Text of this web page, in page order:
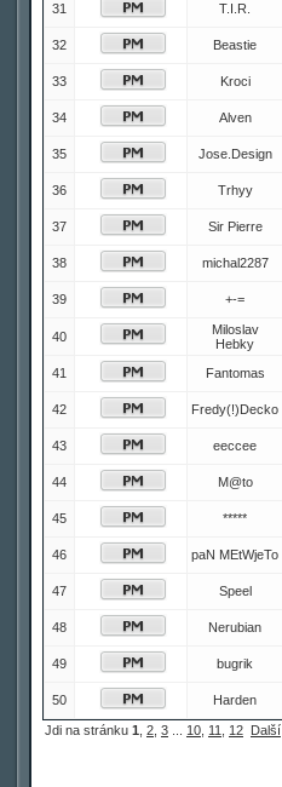
31 T.I.R.
32 Beastie
33 Kroci
34 Alven
35 Jose.Design
36 Trhyy
37 Sir Pierre
38 michal2287
39 +-=
40
Miloslav
Hebky
41
Fantomas
42 Fredy(!)Decko
43 eeccee
44 M@to
45 *****
46 paN MEtWjeTo
47 Speel
48 Nerubian
49 bugrik
50 Harden
Jdi na stránku 1 2 3 10 11 12 Další